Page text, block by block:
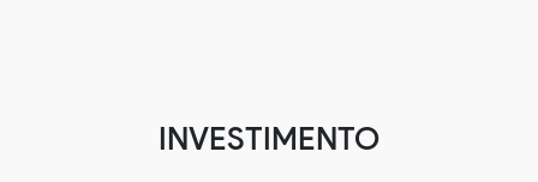
INVESTIMENTO